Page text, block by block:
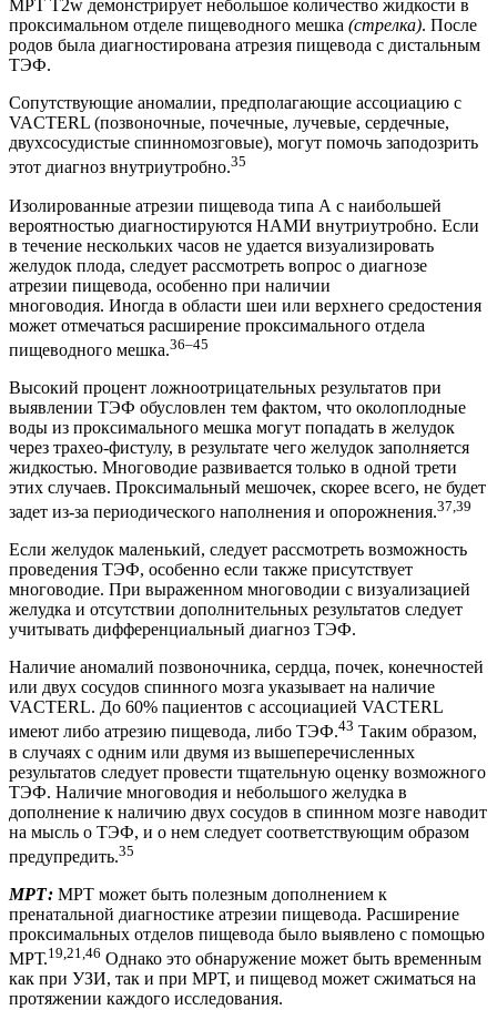
МРТ T2w демонстрирует небольшое количество жидкости в
проксимальном отделе пищеводного мешка (стрелка). После
родов была диагностирована атрезия пищевода с дистальным
ТЭФ.
Сопутствующие аномалии, предполагающие ассоциацию с
VACTERL (позвоночные, почечные, лучевые, сердечные,
двухсосудистые спинномозговые), могут помочь заподозрить
этот диагноз внутриутробно.35
Изолированные атрезии пищевода типа А с наибольшей
вероятностью диагностируются НАМИ внутриутробно. Если
в течение нескольких часов не удается визуализировать
желудок плода, следует рассмотреть вопрос о диагнозе
атрезии пищевода, особенно при наличии
многоводия. Иногда в области шеи или верхнего средостения
может отмечаться расширение проксимального отдела
пищеводного мешка.36–45
Высокий процент ложноотрицательных результатов при
выявлении ТЭФ обусловлен тем фактом, что околоплодные
воды из проксимального мешка могут попадать в желудок
через трахео-фистулу, в результате чего желудок заполняется
жидкостью. Многоводие развивается только в одной трети
этих случаев. Проксимальный мешочек, скорее всего, не будет
задет из-за периодического наполнения и опорожнения.37,39
Если желудок маленький, следует рассмотреть возможность
проведения ТЭФ, особенно если также присутствует
многоводие. При выраженном многоводии с визуализацией
желудка и отсутствии дополнительных результатов следует
учитывать дифференциальный диагноз ТЭФ.
Наличие аномалий позвоночника, сердца, почек, конечностей
или двух сосудов спинного мозга указывает на наличие
VACTERL. До 60% пациентов с ассоциацией VACTERL
имеют либо атрезию пищевода, либо ТЭФ.43 Таким образом,
в случаях с одним или двумя из вышеперечисленных
результатов следует провести тщательную оценку возможного
ТЭФ. Наличие многоводия и небольшого желудка в
дополнение к наличию двух сосудов в спинном мозге наводит
на мысль о ТЭФ, и о нем следует соответствующим образом
предупредить.35
МРТ: МРТ может быть полезным дополнением к
пренатальной диагностике атрезии пищевода. Расширение
проксимальных отделов пищевода было выявлено с помощью
МРТ.19,21,46 Однако это обнаружение может быть временным
как при УЗИ, так и при МРТ, и пищевод может сжиматься на
протяжении каждого исследования.